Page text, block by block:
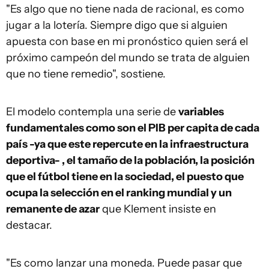
"Es algo que no tiene nada de racional, es como
jugar a la lotería. Siempre digo que si alguien
apuesta con base en mi pronóstico quien será el
próximo campeón del mundo se trata de alguien
que no tiene remedio", sostiene.
El modelo contempla una serie devariables
fundamentales como son el PIB per capita de cada
país -ya que este repercute en la infraestructura
deportiva- , el tamaño de la población, la posición
que el fútbol tiene en la sociedad, el puesto que
ocupa la selección en el ranking mundial y un
remanente de azarque Klement insiste en
destacar.
"Es como lanzar una moneda. Puede pasar que